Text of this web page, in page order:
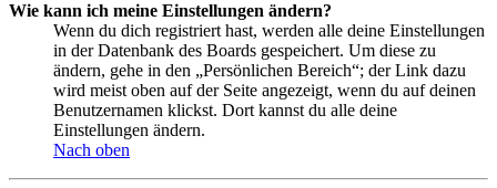
Wie kann ich meine Einstellungen ändern?
Wenn du dich registriert hast, werden alle deine Einstellungen
in der Datenbank des Boards gespeichert. Um diese zu
ändern, gehe in den „Persönlichen Bereich“; der Link dazu
wird meist oben auf der Seite angezeigt, wenn du auf deinen
Benutzernamen klickst. Dort kannst du alle deine
Einstellungen ändern.
Nach oben